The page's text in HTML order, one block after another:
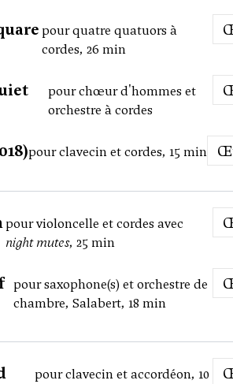
pour quatre quatuors à
cordes, 26 min
pour chœur d'hommes et
orchestre à cordes
pour clavecin et cordes, 15 min
pour violoncelle et cordes avec
night mutes, 25 min
pour saxophone(s) et orchestre de
chambre, Salabert, 18 min
pour clavecin et accordéon, 10